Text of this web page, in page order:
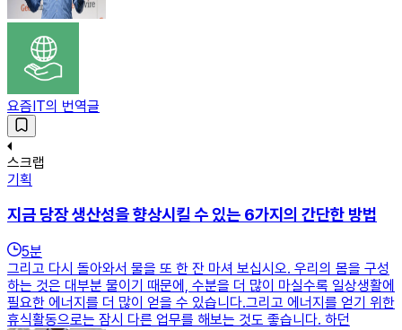
요즘IT의 번역글
스크랩
기획
지금 당장 생산성을 향상시킬 수 있는 6가지의 간단한 방법
5분
그리고 다시 돌아와서 물을 또 한 잔 마셔 보십시오. 우리의 몸을 구성
하는 것은 대부분 물이기 때문에, 수분을 더 많이 마실수록 일상생활에
필요한 에너지를 더 많이 얻을 수 있습니다.그리고 에너지를 얻기 위한
휴식활동으로는 잠시 다른 업무를 해보는 것도 좋습니다. 하던